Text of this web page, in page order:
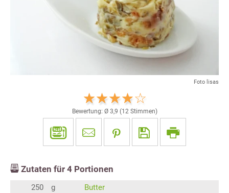
Foto lisas
Bewertung: Ø 3,9 (12Stimmen)
Zutaten für 4 Portionen
250 g
Butter